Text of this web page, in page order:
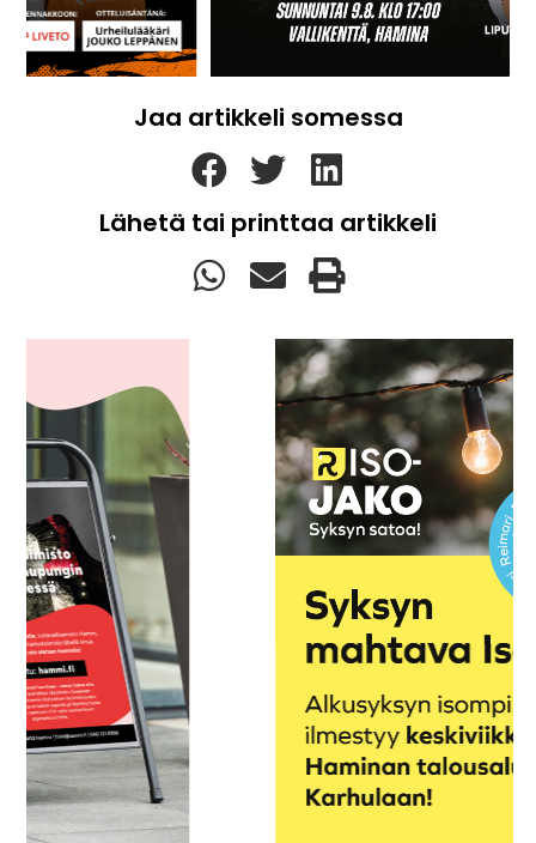
Jaa artikkeli somessa
Lähetä tai printtaa artikkeli